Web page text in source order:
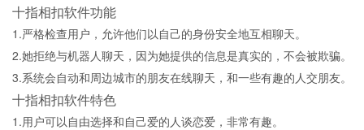
十指相扣软件功能
1.严格检查用户，允许他们以自己的身份安全地互相聊天。
2.她拒绝与机器人聊天，因为她提供的信息是真实的，不会被欺骗。
3.系统会自动和周边城市的朋友在线聊天，和一些有趣的人交朋友。
十指相扣软件特色
1.用户可以自由选择和自己爱的人谈恋爱，非常有趣。